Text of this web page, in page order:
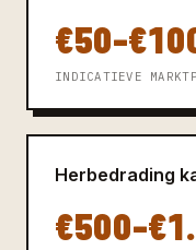
INDICATIEVE
Herbedrading